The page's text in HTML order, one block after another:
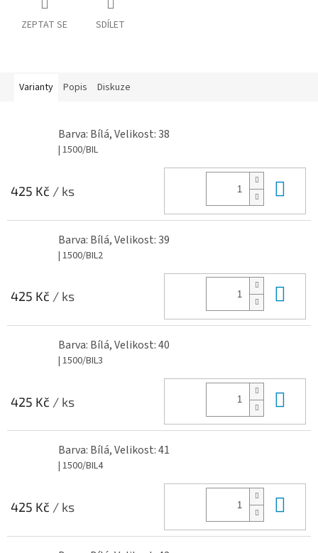
ZEPTAT SE SDÍLET
Varianty Popis Diskuze
Barva: Bílá, Velikost: 38
| 1500/BIL
425 Kč / ks
Barva: Bílá, Velikost: 39
| 1500/BIL2
425 Kč / ks
Barva: Bílá, Velikost: 40
| 1500/BIL3
425 Kč / ks
Barva: Bílá, Velikost: 41
| 1500/BIL4
425 Kč / ks